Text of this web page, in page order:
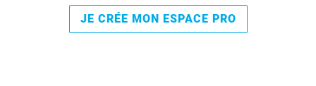
JE CRÉE MON ESPACE PRO